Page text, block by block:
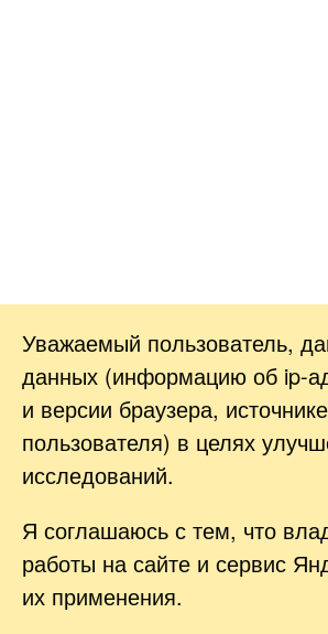
Уважаемый пользователь,
данных (информацию об ip-
и версии браузера,
пользователя) в целях
исследований.
Я соглашаюсь с тем, что
работы на сайте и сервис
их применения.